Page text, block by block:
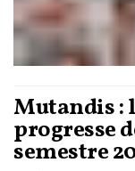
Mutandis :
progresse
semestre